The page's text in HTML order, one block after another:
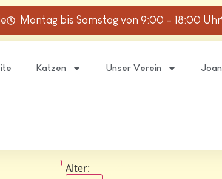
Montag bis Samstag von 9:00 – 18:00 Uhr
Katzen Unser Verein
Alter: